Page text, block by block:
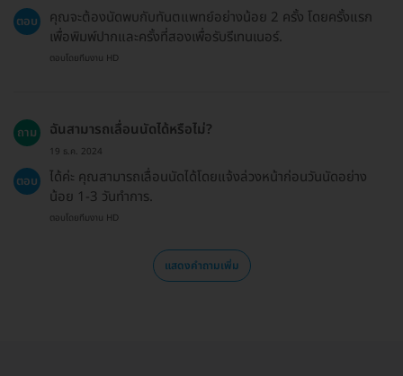
ตอบ
คุณจะต้องนัดพบกับทันตแพทย์อย่างน้อย 2 ครั้ง โดยครั้งแรก
เพื่อพิมพ์ปากและครั้งที่สองเพื่อรับรีเทนเนอร์.
ตอบโดยทีมงาน HD
ถาม ฉันสามารถเลื่อนนัดได้หรือไม่?
19 ธ.ค. 2024
ตอบ
ได้ค่ะ คุณสามารถเลื่อนนัดได้โดยแจ้งล่วงหน้าก่อนวันนัดอย่าง
น้อย 1-3 วันทำการ.
ตอบโดยทีมงาน HD
แสดงคำถามเพิ่ม